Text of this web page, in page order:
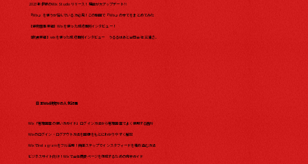
2023年最新のWix Studio リリース！機能が大アップデート?!
『Wix』を使うか悩んでいる方必見！この動画で『Wix』の全てをまとめてみた​
【保育園事業編】Wixを使った成功事例インタビュー！
【飲食業編】wixを使った成功事例インタビュー うるるはあと合同会社 三浦さ...
日本Wix研究所の人気記事
Wix「管理画面の使い方ガイド」ログイン方法から管理画面でよく使用する箇所
Wixのログイン・ログアウト方法を画像をもとにわかりやすく解説
WixでInstagramをフル活用！簡単ステップでインスタフィードを埋め込む方法
ビジネスサイト向け！Wixで会社概要ページを作成するための完全ガイド